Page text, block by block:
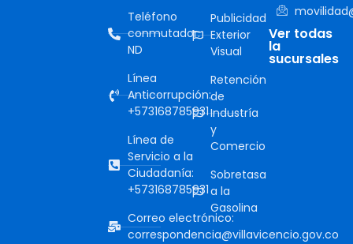
Teléfono
conmutador:
ND
Línea
Anticorrupción:
+573168785931
Línea de
Servicio a la
Ciudadanía:
+573168785931
Correo electrónico:
correspondencia@villavicencio.gov.co
Publicidad
Exterior
Visual
Retención
de
Industría
y
Comercio
Sobretasa
a la
Gasolina
Ver todas
la
sucursales